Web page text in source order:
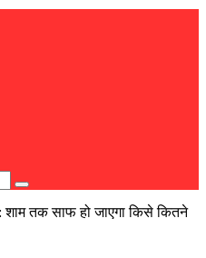
Search
शाम तक साफ हो जाएगा किसे कितने